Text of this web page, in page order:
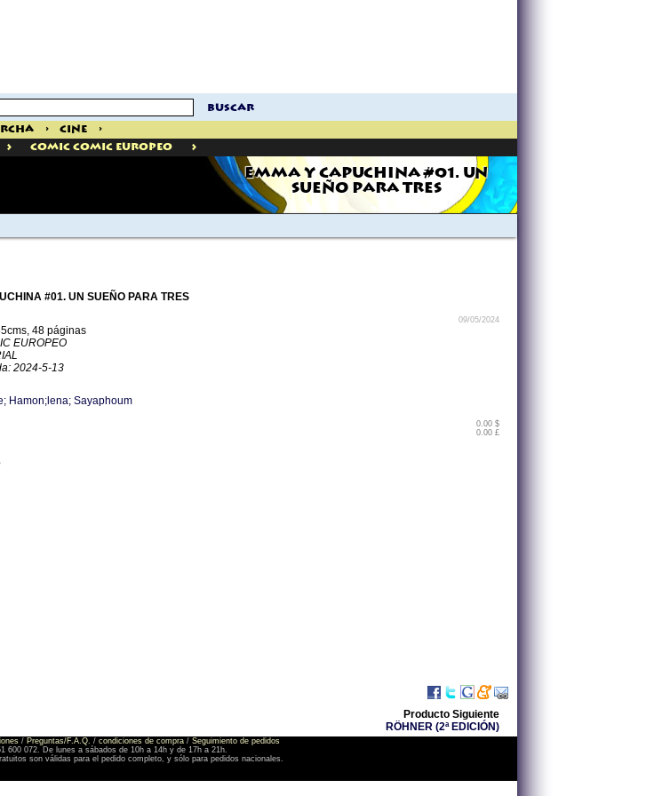
buscar
> Cine
>
> Comic Comic Europeo >
EMMA Y CAPUCHINA #01. UN
SUEÑO PARA TRES
#01. UN SUEÑO PARA TRES
09/05/2024
48 páginas
EUROPEO
2024-5-13
Hamon;lena; Sayaphoum
0.00 $
0.00 £
Producto Siguiente
RÖHNER (2ª EDICIÓN)
/ Preguntas/F.A.Q. / condiciones de compra / Seguimiento de pedidos
600 072. De lunes a sábados de 10h a 14h y de 17h a 21h.
son válidas para el pedido completo, y sólo para pedidos nacionales.